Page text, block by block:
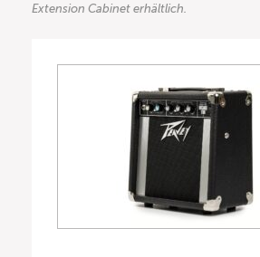
Extension Cabinet erhältlich.